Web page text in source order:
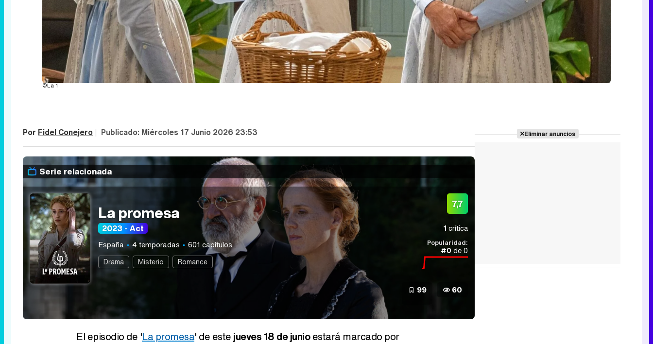
©La 1
Por Fidel Conejero | Publicado: Miércoles 17 Junio 2026 23:53
Serie relacionada
La promesa
2023 - Act
España 4 temporadas 601 capítulos
Drama Misterio Romance
7,7
1 crítica
Popularidad:
#0 de 0
99 60
El episodio de 'La promesa' de este jueves 18 de junioestará marcado por
Eliminar anuncios